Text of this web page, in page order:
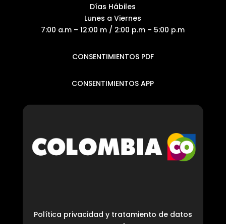
Días Hábiles
Lunes a Viernes
7:00 a.m – 12:00 m / 2:00 p.m – 5:00 p.m
CONSENTIMIENTOS PDF
CONSENTIMIENTOS APP
Política privacidad y tratamiento de datos